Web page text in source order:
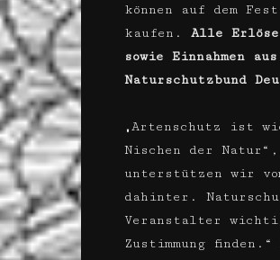
können auf dem
kaufen. Alle
sowie Einnahmen
Naturschutzbund
„Artenschutz ist
Nischen der Natur“,
unterstützen wir
dahinter.
Veranstalter
Zustimmung